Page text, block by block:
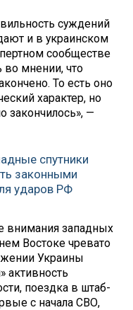
суждений
и в украинском
сообществе
во мнении, что
То есть оно
характер, но
закончилось», —
спутники
законными
ударов РФ
внимания западных
Востоке чревато
Украины
активность
поездка в штаб-
с начала СВО,